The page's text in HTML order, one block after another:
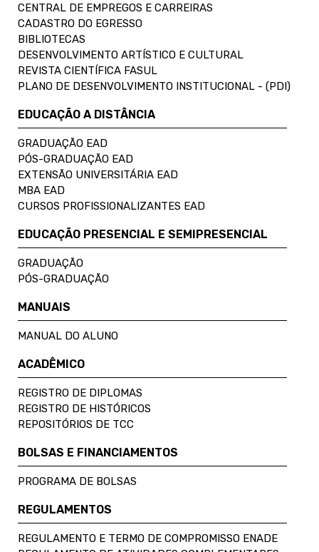
CENTRAL DE EMPREGOS E CARREIRAS
CADASTRO DO EGRESSO
BIBLIOTECAS
DESENVOLVIMENTO ARTÍSTICO E CULTURAL
REVISTA CIENTÍFICA FASUL
PLANO DE DESENVOLVIMENTO INSTITUCIONAL - (PDI)
EDUCAÇÃO A DISTÂNCIA
GRADUAÇÃO EAD
PÓS-GRADUAÇÃO EAD
EXTENSÃO UNIVERSITÁRIA EAD
MBA EAD
CURSOS PROFISSIONALIZANTES EAD
EDUCAÇÃO PRESENCIAL E SEMIPRESENCIAL
GRADUAÇÃO
PÓS-GRADUAÇÃO
MANUAIS
MANUAL DO ALUNO
ACADÊMICO
REGISTRO DE DIPLOMAS
REGISTRO DE HISTÓRICOS
REPOSITÓRIOS DE TCC
BOLSAS E FINANCIAMENTOS
PROGRAMA DE BOLSAS
REGULAMENTOS
REGULAMENTO E TERMO DE COMPROMISSO ENADE